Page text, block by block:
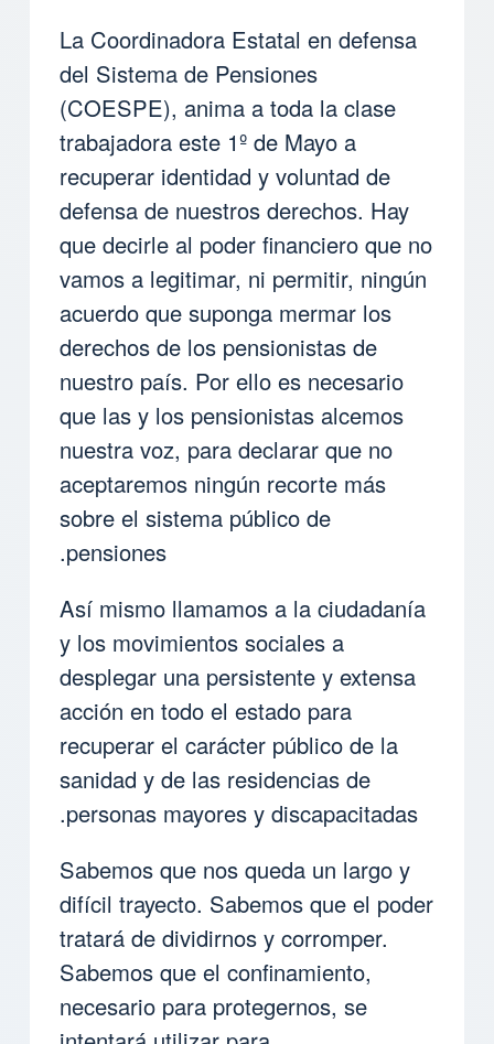
La Coordinadora Estatal en defensa
del Sistema de Pensiones
(COESPE), anima a toda la clase
trabajadora este 1º de Mayo a
recuperar identidad y voluntad de
defensa de nuestros derechos. Hay
que decirle al poder financiero que no
vamos a legitimar, ni permitir, ningún
acuerdo que suponga mermar los
derechos de los pensionistas de
nuestro país. Por ello es necesario
que las y los pensionistas alcemos
nuestra voz, para declarar que no
aceptaremos ningún recorte más
sobre el sistema público de
pensiones.
Así mismo llamamos a la ciudadanía
y los movimientos sociales a
desplegar una persistente y extensa
acción en todo el estado para
recuperar el carácter público de la
sanidad y de las residencias de
personas mayores y discapacitadas.
Sabemos que nos queda un largo y
difícil trayecto. Sabemos que el poder
tratará de dividirnos y corromper.
Sabemos que el confinamiento,
necesario para protegernos, se